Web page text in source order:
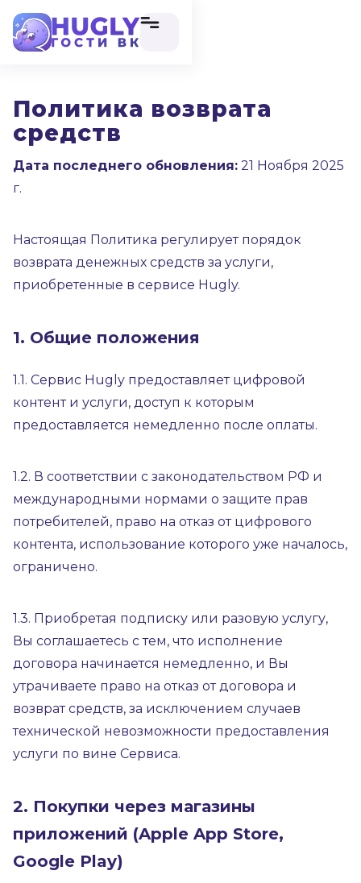
Политика возврата
средств
Дата последнего обновления: 21 Ноября 2025
г.
Настоящая Политика регулирует порядок
возврата денежных средств за услуги,
приобретенные в сервисе Hugly.
1. Общие положения
1.1. Сервис Hugly предоставляет цифровой
контент и услуги, доступ к которым
предоставляется немедленно после оплаты.
1.2. В соответствии с законодательством РФ и
международными нормами о защите прав
потребителей, право на отказ от цифрового
контента, использование которого уже началось,
ограничено.
1.3. Приобретая подписку или разовую услугу,
Вы соглашаетесь с тем, что исполнение
договора начинается немедленно, и Вы
утрачиваете право на отказ от договора и
возврат средств, за исключением случаев
технической невозможности предоставления
услуги по вине Сервиса.
2. Покупки через магазины
приложений (Apple App Store,
Google Play)